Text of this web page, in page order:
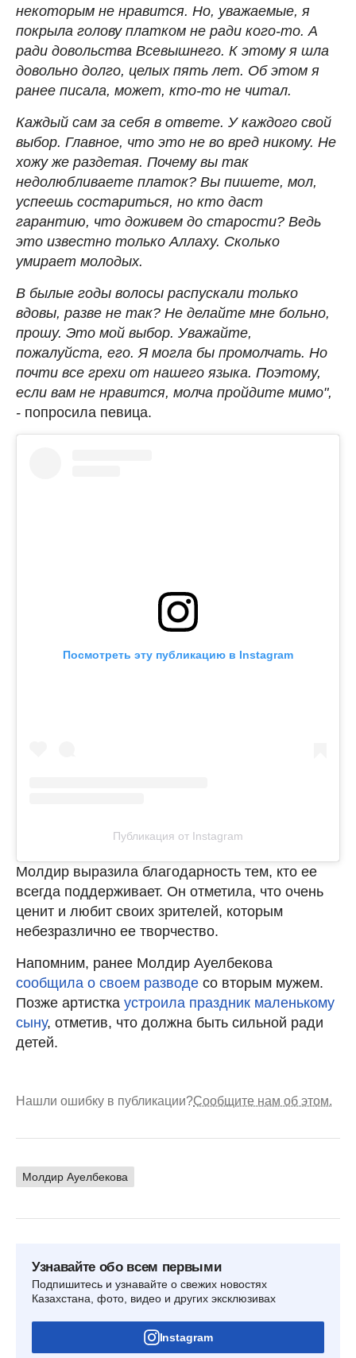
некоторым не нравится. Но, уважаемые, я
покрыла голову платком не ради кого-то. А
ради довольства Всевышнего. К этому я шла
довольно долго, целых пять лет. Об этом я
ранее писала, может, кто-то не читал.
Каждый сам за себя в ответе. У каждого свой
выбор. Главное, что это не во вред никому. Не
хожу же раздетая. Почему вы так
недолюбливаете платок? Вы пишете, мол,
успеешь состариться, но кто даст
гарантию, что доживем до старости? Ведь
это известно только Аллаху. Сколько
умирает молодых.
В былые годы волосы распускали только
вдовы, разве не так? Не делайте мне больно,
прошу. Это мой выбор. Уважайте,
пожалуйста, его. Я могла бы промолчать. Но
почти все грехи от нашего языка. Поэтому,
если вам не нравится, молча пройдите мимо",
- попросила певица.
Посмотреть эту публикацию в Instagram
Публикация от Instagram
Молдир выразила благодарность тем, кто ее
всегда поддерживает. Он отметила, что очень
ценит и любит своих зрителей, которым
небезразлично ее творчество.
Напомним, ранее Молдир Ауелбекова
сообщила о своем разводе со вторым мужем.
Позже артистка устроила праздник маленькому
сыну, отметив, что должна быть сильной ради
детей.
Нашли ошибку в публикации?Сообщите нам об этом.
Молдир Ауелбекова
Узнавайте обо всем первыми
Подпишитесь и узнавайте о свежих новостях
Казахстана, фото, видео и других эксклюзивах
Instagram